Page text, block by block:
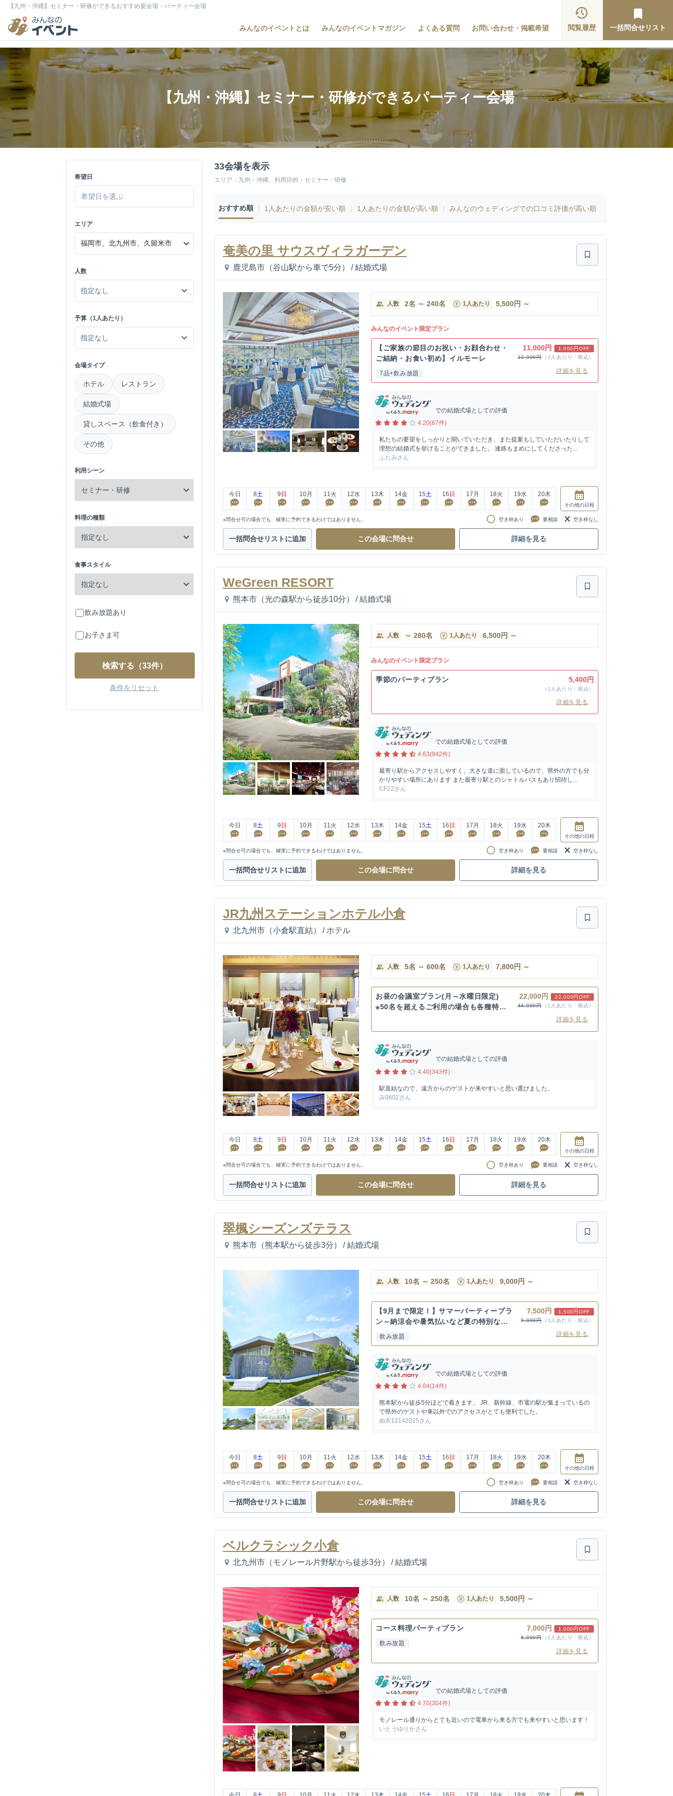
【九州・沖縄】セミナー・研修ができるおすすめ宴会場・パーティー会場
みんなのイベントとは みんなのイベントマガジン よくある質問 お問い合わせ・掲載希望 閲覧履歴 一括問合せリスト
【九州・沖縄】セミナー・研修ができるパーティー会場
希望日
エリア
人数
予算（1人あたり）
会場タイプ
ホテル レストラン
結婚式場
貸しスペース（飲食付き）
その他
利用シーン
料理の種類
食事スタイル
飲み放題あり
お子さま可
検索する （33件）
条件をリセット
33会場を表示
エリア：九州・沖縄、利用目的：セミナー・研修
おすすめ順 1人あたりの金額が安い順 1人あたりの金額が高い順 みんなのウェディングでの口コミ評価が高い順
奄美の里 サウスヴィラガーデン
鹿児島市（谷山駅から車で5分） / 結婚式場
人数 2名 ～ 240名 1人あたり 5,500円 ～
みんなのイベント限定プラン
【ご家族の節目のお祝い・お顔合わせ・
ご結納・お食い初め】イルモーレ
7品+飲み放題
11,000円
1,000円OFF
12,000円
（1人あたり・税込）
詳細を見る
での結婚式場としての評価
4.20(87件)
私たちの要望をしっかりと聞いていただき、また提案もしていただいたりして
理想の結婚式を挙げることができました。 連絡もまめにしてくださった...
ふたみさん
今日 8土 9 日 10月 11火 12水 13木 14金 15土 16 日 17 月 18火 19水 20木
その他の日程
※問合せ可の場合でも、確実に予約できるわけではありません。 空き枠あり 要相談 空き枠なし
一括問合せリストに追加 この会場に問合せ 詳細を見る
WeGreen RESORT
熊本市（光の森駅から徒歩10分） / 結婚式場
人数 ～ 280名 1人あたり 6,500円 ～
みんなのイベント限定プラン
季節のパーティプラン 5,400円
（1人あたり・税込）
詳細を見る
での結婚式場としての評価
4.63(942件)
最寄り駅からアクセスしやすく、大きな道に面しているので、県外の方でも分
かりやすい場所にあります また最寄り駅とのシャトルバスもあり招待し...
CF22さん
今日 8土 9 日 10月 11 火 12水 13木 14金 15土 16 日 17 月 18火 19水 20木
その他の日程
※問合せ可の場合でも、確実に予約できるわけではありません。 空き枠あり 要相談 空き枠なし
一括問合せリストに追加 この会場に問合せ 詳細を見る
JR九州ステーションホテル小倉
北九州市（小倉駅直結） / ホテル
人数 5名 ～ 600名 1人あたり 7,800円 ～
お昼の会議室プラン(月～水曜日限定)
※50名を超えるご利用の場合も各種特
22,000円
22,000円OFF
44,000円
（1人あたり・税込）
詳細を見る
での結婚式場としての評価
4.40(343件)
駅直結なので、遠方からのゲストが来やすいと思い選びました。
み0602さん
今日 8土 9 日 10月 11火 12水 13木 14金 15土 16 日 17 月 18火 19水 20木
その他の日程
※問合せ可の場合でも、確実に予約できるわけではありません。 空き枠あり 要相談 空き枠なし
一括問合せリストに追加 この会場に問合せ 詳細を見る
翠楓シーズンズテラス
熊本市（熊本駅から徒歩3分） / 結婚式場
人数 10名 ～ 250名 1人あたり 9,000円 ～
【9月まで限定！】サマーパーティープラ
ン～納涼会や暑気払いなど夏の特別な日
の...
飲み放題
7,500円
1,500円OFF
9,000円
（1人あたり・税込）
詳細を見る
での結婚式場としての評価
4.04(14件)
熊本駅から徒歩5分ほどで着きます。 JR、新幹線、市電の駅が集まっているの
で県外のゲストや車以外でのアクセスがとても便利でした。
由衣12142025さん
今日 8土 9 日 10月 11 火 12水 13木 14金 15土 16 日 17 月 18火 19水 20木
その他の日程
※問合せ可の場合でも、確実に予約できるわけではありません。 空き枠あり 要相談 空き枠なし
一括問合せリストに追加 この会場に問合せ 詳細を見る
ベルクラシック小倉
北九州市（モノレール片野駅から徒歩3分） / 結婚式場
人数 10名 ～ 250名 1人あたり 5,500円 ～
コース料理パーティプラン
飲み放題
7,000円
1,000円OFF
8,000円
（1人あたり・税込）
詳細を見る
での結婚式場としての評価
4.70(304件)
モノレール通りからとても近いので電車から来る方でも来やすいと思います！
いとうゆりかさん